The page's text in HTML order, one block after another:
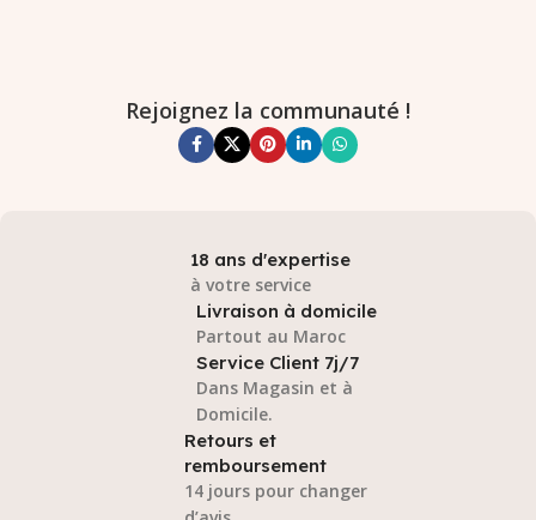
Rejoignez la communauté !
18 ans d'expertise
à votre service
Livraison à domicile
Partout au Maroc
Service Client 7j/7
Dans Magasin et à
Domicile.
Retours et
remboursement
14 jours pour changer